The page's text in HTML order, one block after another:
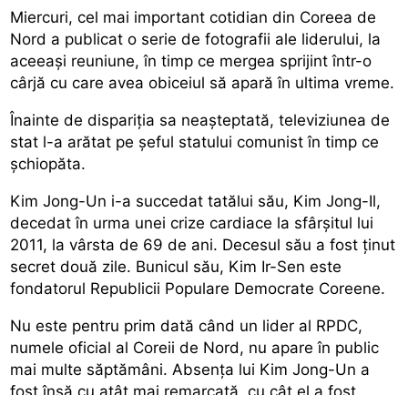
Miercuri, cel mai important cotidian din Coreea de
Nord a publicat o serie de fotografii ale liderului, la
aceeași reuniune, în timp ce mergea sprijint într-o
cârjă cu care avea obiceiul să apară în ultima vreme.
Înainte de dispariția sa neașteptată, televiziunea de
stat l-a arătat pe șeful statului comunist în timp ce
șchiopăta.
Kim Jong-Un i-a succedat tatălui său, Kim Jong-Il,
decedat în urma unei crize cardiace la sfârșitul lui
2011, la vârsta de 69 de ani. Decesul său a fost ținut
secret două zile. Bunicul său, Kim Ir-Sen este
fondatorul Republicii Populare Democrate Coreene.
Nu este pentru prim dată când un lider al RPDC,
numele oficial al Coreii de Nord, nu apare în public
mai multe săptămâni. Absența lui Kim Jong-Un a
fost însă cu atât mai remarcată, cu cât el a fost